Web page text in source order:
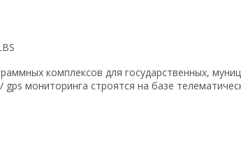
комплексов для государственных,
мониторинга строятся на базе